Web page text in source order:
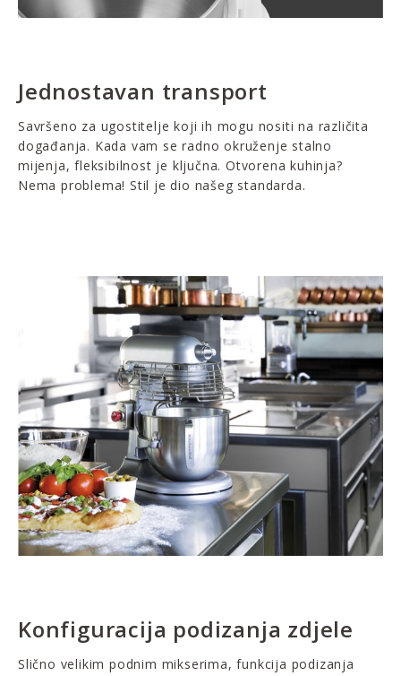
Jednostavan transport
Savršeno za ugostitelje koji ih mogu nositi na različita
događanja. Kada vam se radno okruženje stalno
mijenja, fleksibilnost je ključna. Otvorena kuhinja?
Nema problema! Stil je dio našeg standarda.
Konfiguracija podizanja zdjele
Slično velikim podnim mikserima, funkcija podizanja